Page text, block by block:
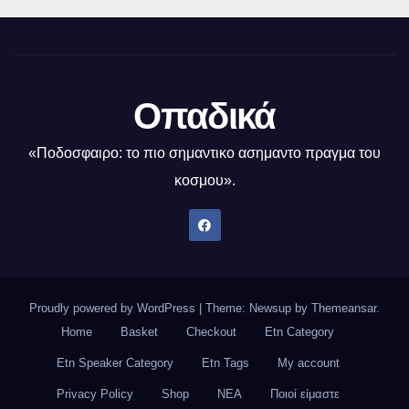
Οπαδικά
«Ποδοσφαιρο: το πιο σημαντικο ασημαντο πραγμα του
κοσμου».
Proudly powered by WordPress Theme: Newsup by Themeansar.
Home
Basket Checkout Etn Category
Etn Speaker Category Etn Tags My account
Privacy Policy Shop ΝΕΑ Ποιοί είμαστε